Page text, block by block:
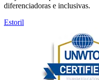
diferenciadoras e inclusivas.
Estoril